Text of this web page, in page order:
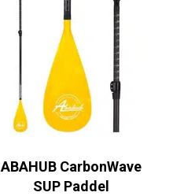
ABAHUB CarbonWave
SUP Paddel